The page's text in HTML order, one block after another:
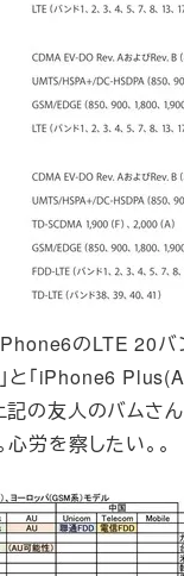
のLTE 20
と「iPhone6
記の友人のバムさ
労を察したい。。